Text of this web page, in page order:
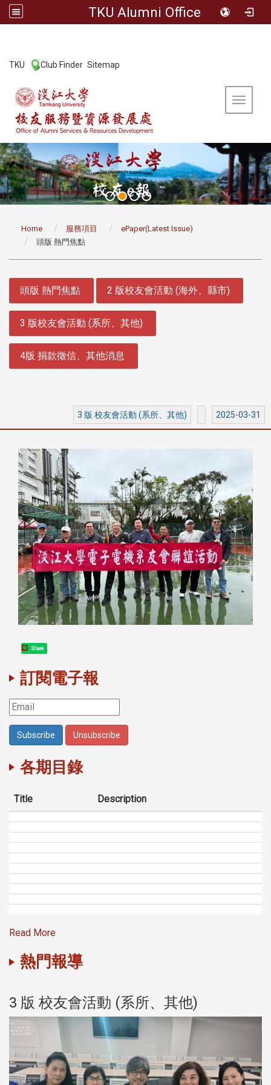
TKU Alumni Office
TKU Club Finder Sitemap
Toggle
Home 服務項目
ePaper(Latest Issue)
頭版 熱門焦點
頭版 熱門焦點 2 版校友會活動 (海外、縣市)
3 版校友會活動 (系所、其他)
4版 捐款徵信、其他消息
3 版 校友會活動 (系所、其他) 2025-03-31
Share
訂閱電子報
各期目錄
Title Description
Read More
熱門報導
3 版 校友會活動 (系所、其他)